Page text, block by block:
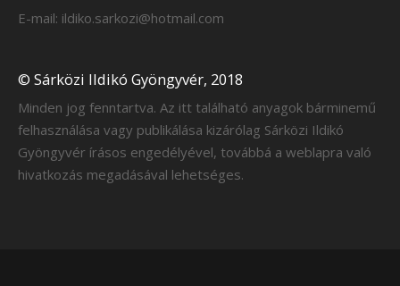
E-mail: ildiko.sarkozi@hotmail.com
© Sárközi Ildikó Gyöngyvér, 2018
Minden jog fenntartva. Az itt található anyagok bárminemű
felhasználása vagy publikálása kizárólag Sárközi Ildikó
Gyöngyvér írásos engedélyével, továbbá a weblapra való
hivatkozás megadásával lehetséges.